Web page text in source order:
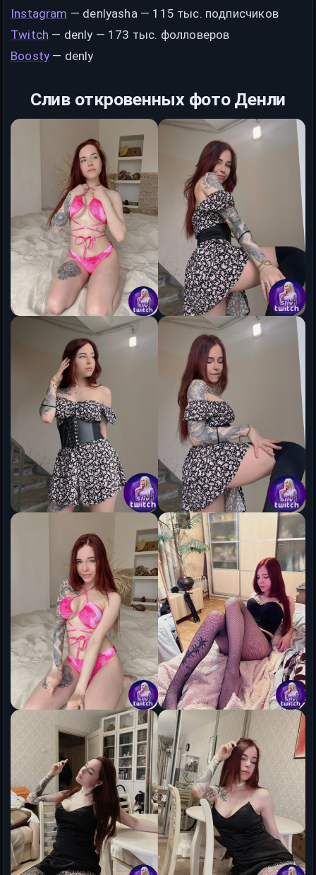
Instagram — denlyasha — 115 тыс. подписчиков
Twitch — denly — 173 тыс. фолловеров
Boosty — denly
Слив откровенных фото Денли